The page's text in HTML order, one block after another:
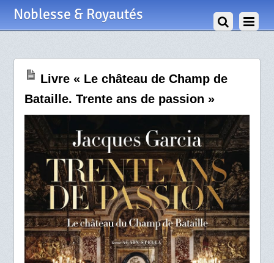
Noblesse & Royautés
Livre « Le château de Champ de
Bataille. Trente ans de passion »